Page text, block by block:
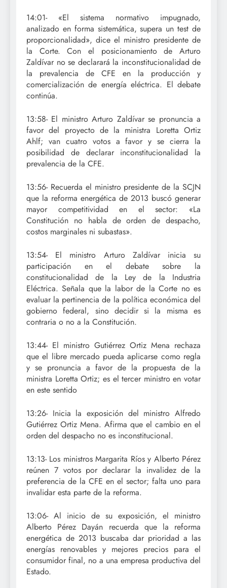
14:01- «El sistema normativo impugnado,
analizado en forma sistemática, supera un test de
proporcionalidad», dice el ministro presidente de
la Corte. Con el posicionamiento de Arturo
Zaldívar no se declarará la inconstitucionalidad de
la prevalencia de CFE en la producción y
comercialización de energía eléctrica. El debate
continúa.
13:58- El ministro Arturo Zaldívar se pronuncia a
favor del proyecto de la ministra Loretta Ortiz
Ahlf; van cuatro votos a favor y se cierra la
posibilidad de declarar inconstitucionalidad la
prevalencia de la CFE.
13:56- Recuerda el ministro presidente de la SCJN
que la reforma energética de 2013 buscó generar
mayor competitividad en el sector: «La
Constitución no habla de orden de despacho,
costos marginales ni subastas».
13:54- El ministro Arturo Zaldívar inicia su
participación en el debate sobre la
constitucionalidad de la Ley de la Industria
Eléctrica. Señala que la labor de la Corte no es
evaluar la pertinencia de la política económica del
gobierno federal, sino decidir si la misma es
contraria o no a la Constitución.
13:44- El ministro Gutiérrez Ortiz Mena rechaza
que el libre mercado pueda aplicarse como regla
y se pronuncia a favor de la propuesta de la
ministra Loretta Ortiz; es el tercer ministro en votar
en este sentido
13:26- Inicia la exposición del ministro Alfredo
Gutiérrez Ortiz Mena. Afirma que el cambio en el
orden del despacho no es inconstitucional.
13:13- Los ministros Margarita Ríos y Alberto Pérez
reúnen 7 votos por declarar la invalidez de la
preferencia de la CFE en el sector; falta uno para
invalidar esta parte de la reforma.
13:06- Al inicio de su exposición, el ministro
Alberto Pérez Dayán recuerda que la reforma
energética de 2013 buscaba dar prioridad a las
energías renovables y mejores precios para el
consumidor final, no a una empresa productiva del
Estado.